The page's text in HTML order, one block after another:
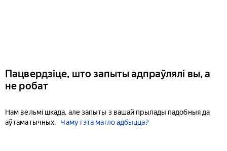
Пацвердзіце, што запыты адпраўлялі вы, а
не робат
Нам вельмі шкада, але запыты з вашай прылады падобныя да
аўтаматычных.
Чаму гэта магло адбыцца?